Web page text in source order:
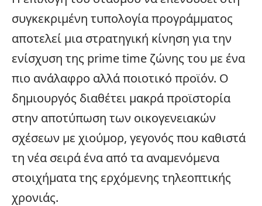
συγκεκριμένη τυπολογία προγράμματος
αποτελεί μια στρατηγική κίνηση για την
ενίσχυση της prime time ζώνης του με ένα
πιο ανάλαφρο αλλά ποιοτικό προϊόν. Ο
δημιουργός διαθέτει μακρά προϊστορία
στην αποτύπωση των οικογενειακών
σχέσεων με χιούμορ, γεγονός που καθιστά
τη νέα σειρά ένα από τα αναμενόμενα
στοιχήματα της ερχόμενης τηλεοπτικής
χρονιάς.